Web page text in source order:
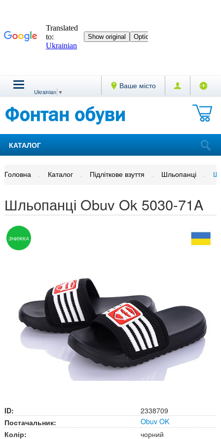
Ваше місто
Ukrainian ▼
КАТАЛОГ
Головна Каталог Підліткове взуття Шльопанці
Шльопанці Obuv Ok 5030-71A
ЗНИЖКА
ID:
2338709
Постачальник:
Obuv OK
Колір:
чорний